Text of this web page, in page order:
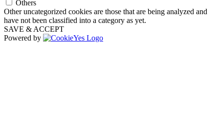
Others
Other uncategorized cookies are those that are being analyzed and
have not been classified into a category as yet.
SAVE & ACCEPT
Powered by